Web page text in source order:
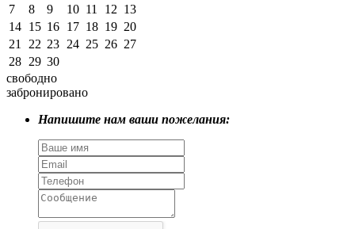
7
8 9 10 11 12 13
14 15 16 17 18 19 20
21
22 23 24 25 26 27
28 29 30
свободно
забронировано
Напишите нам ваши пожелания: